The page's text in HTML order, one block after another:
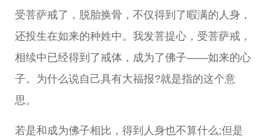
受菩萨戒了，脱胎换骨，不仅得到了暇满的人身，
还投生在如来的种姓中。我发菩提心，受菩萨戒，
相续中已经得到了戒体，成为了佛子——如来的心
子。为什么说自己具有大福报?就是指的这个意
思。
若是和成为佛子相比，得到人身也不算什么;但是